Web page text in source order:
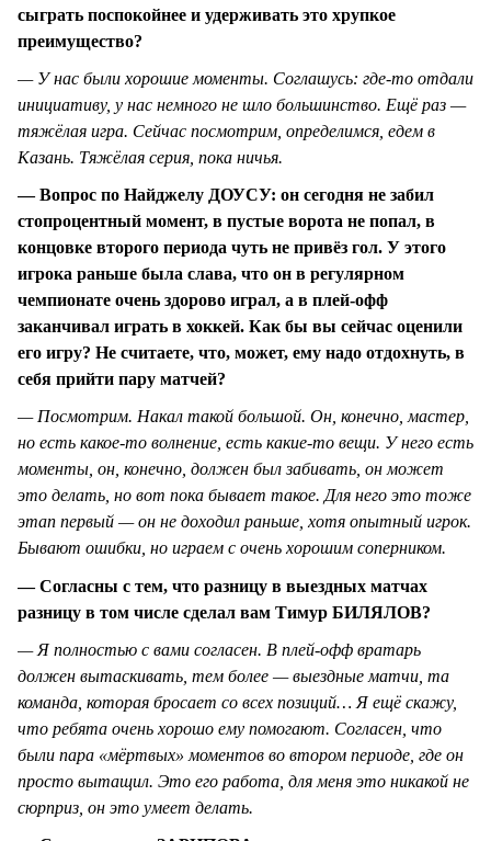
сыграть поспокойнее и удерживать это хрупкое
преимущество?
— У нас были хорошие моменты. Соглашусь: где-то отдали
инициативу, у нас немного не шло большинство. Ещё раз —
тяжёлая игра. Сейчас посмотрим, определимся, едем в
Казань. Тяжёлая серия, пока ничья.
— Вопрос по Найджелу ДОУСУ: он сегодня не забил
стопроцентный момент, в пустые ворота не попал, в
концовке второго периода чуть не привёз гол. У этого
игрока раньше была слава, что он в регулярном
чемпионате очень здорово играл, а в плей-офф
заканчивал играть в хоккей. Как бы вы сейчас оценили
его игру? Не считаете, что, может, ему надо отдохнуть, в
себя прийти пару матчей?
— Посмотрим. Накал такой большой. Он, конечно, мастер,
но есть какое-то волнение, есть какие-то вещи. У него есть
моменты, он, конечно, должен был забивать, он может
это делать, но вот пока бывает такое. Для него это тоже
этап первый — он не доходил раньше, хотя опытный игрок.
Бывают ошибки, но играем с очень хорошим соперником.
— Согласны с тем, что разницу в выездных матчах
разницу в том числе сделал вам Тимур БИЛЯЛОВ?
— Я полностью с вами согласен. В плей-офф вратарь
должен вытаскивать, тем более — выездные матчи, та
команда, которая бросает со всех позиций… Я ещё скажу,
что ребята очень хорошо ему помогают. Согласен, что
были пара «мёртвых» моментов во втором периоде, где он
просто вытащил. Это его работа, для меня это никакой не
сюрприз, он это умеет делать.